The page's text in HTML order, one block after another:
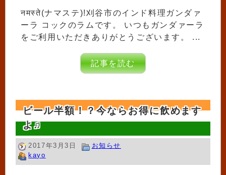
नमस्ते(ナマステ)!刈谷市のインド料理ガンダァ
ーラ コックのラムです。 いつもガンダァーラ
をご利用いただきありがとうございます。 ...
記事を読む
ビール半額！？今ならお得に飲めます
よ♫
2017年3月3日
お知らせ
kayo